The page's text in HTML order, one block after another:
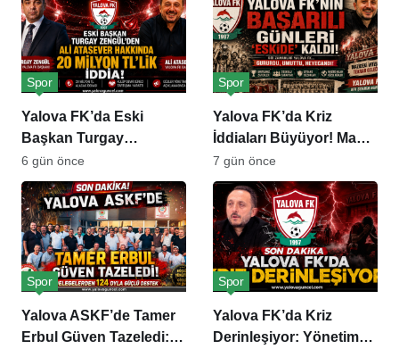
Yalova FK’da Eski
Başkan Turgay
Zengül’den Ali Atasever
Hakkında 20 Milyon
TL’lik İddia
Spor
6 gün önce
Yalova FK’da Kriz
İddiaları Büyüyor! Maaş
ve Esnaf Alacakları
Gündemde
Spor
7 gün önce
Yalova ASKF’de Tamer
Erbul Güven Tazeledi:
Spor
Yalova FK’da Kriz
Derinleşiyor: Yönetim
Spor